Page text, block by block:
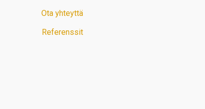
Ota yhteyttä
Referenssit